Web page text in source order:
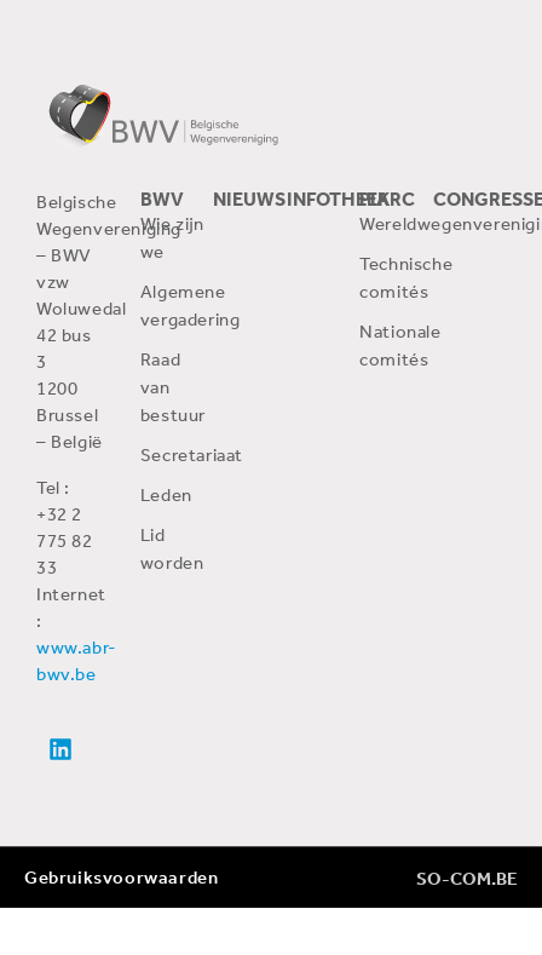
Belgische
Wegenvereniging
– BWV
vzw
Woluwedal
42 bus
3
1200
Brussel
– België
Tel :
+32 2
775 82
33
Internet
:
www.abr-
bwv.be
BWV
Wie zijn
we
Algemene
vergadering
Raad
van
bestuur
Secretariaat
Leden
Lid
worden
NIEUWSINFOTHEEKPIARC
Technische
comités
Nationale
comités
Gebruiksvoorwaarden SO-COM.BE